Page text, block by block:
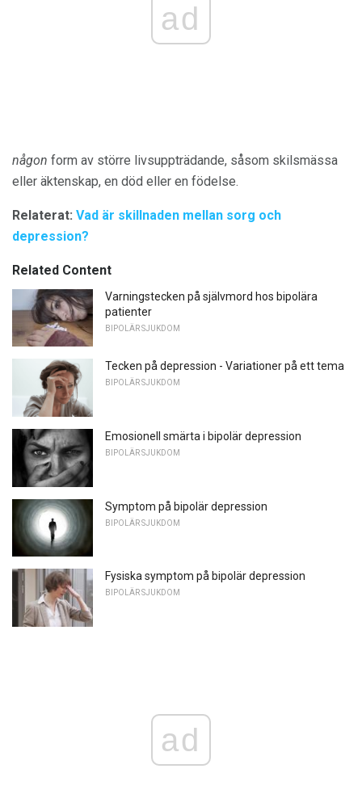
ad
någon form av större livsuppträdande, såsom skilsmässa
eller äktenskap, en död eller en födelse.
Relaterat: Vad är skillnaden mellan sorg och
depression?
Related Content
Varningstecken på självmord hos bipolära
patienter
BIPOLÄR SJUKDOM
Tecken på depression - Variationer på ett tema
BIPOLÄR SJUKDOM
Emosionell smärta i bipolär depression
BIPOLÄR SJUKDOM
Symptom på bipolär depression
BIPOLÄR SJUKDOM
Fysiska symptom på bipolär depression
BIPOLÄR SJUKDOM
ad